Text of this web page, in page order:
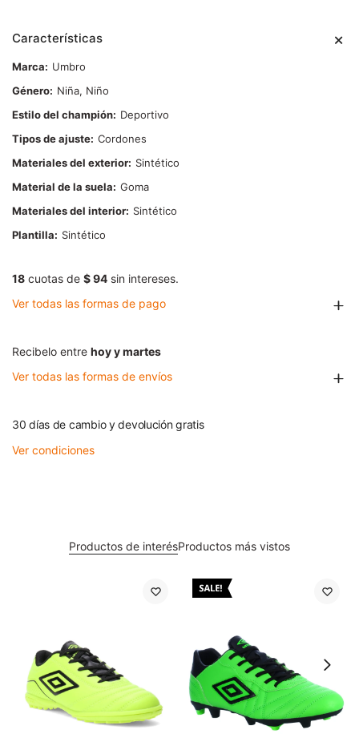
Características
Marca
Umbro
Género
Niña, Niño
Estilo del champión
Deportivo
Tipos de ajuste Cordones
Materiales del exterior
Sintético
Material de la suela
Goma
Materiales del interior
Sintético
Plantilla
Sintético
18 cuotas de $ 94 sin intereses.
Ver todas las formas de pago
Recibelo entre hoy y martes
Ver todas las formas de envíos
30 días de cambio y devolución gratis
Ver condiciones
Productos de interésProductos más vistos